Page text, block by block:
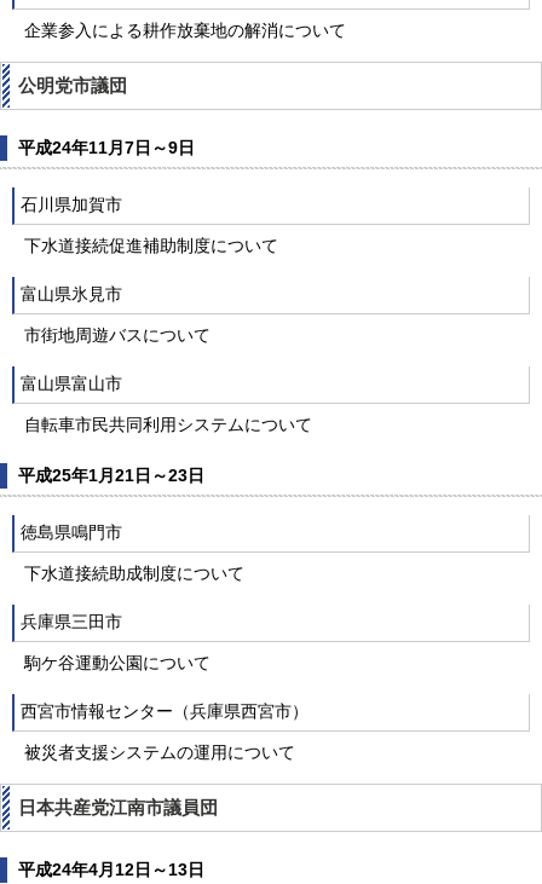
企業参入による耕作放棄地の解消について
公明党市議団
平成24年11月7日～9日
石川県加賀市
下水道接続促進補助制度について
富山県氷見市
市街地周遊バスについて
富山県富山市
自転車市民共同利用システムについて
平成25年1月21日～23日
徳島県鳴門市
下水道接続助成制度について
兵庫県三田市
駒ケ谷運動公園について
西宮市情報センター（兵庫県西宮市）
被災者支援システムの運用について
日本共産党江南市議員団
平成24年4月12日～13日